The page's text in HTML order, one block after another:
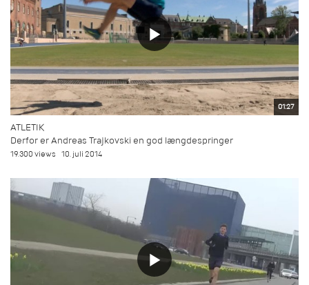
01:27
ATLETIK
Derfor er Andreas Trajkovski en god længdespringer
19.300 views 10. juli 2014